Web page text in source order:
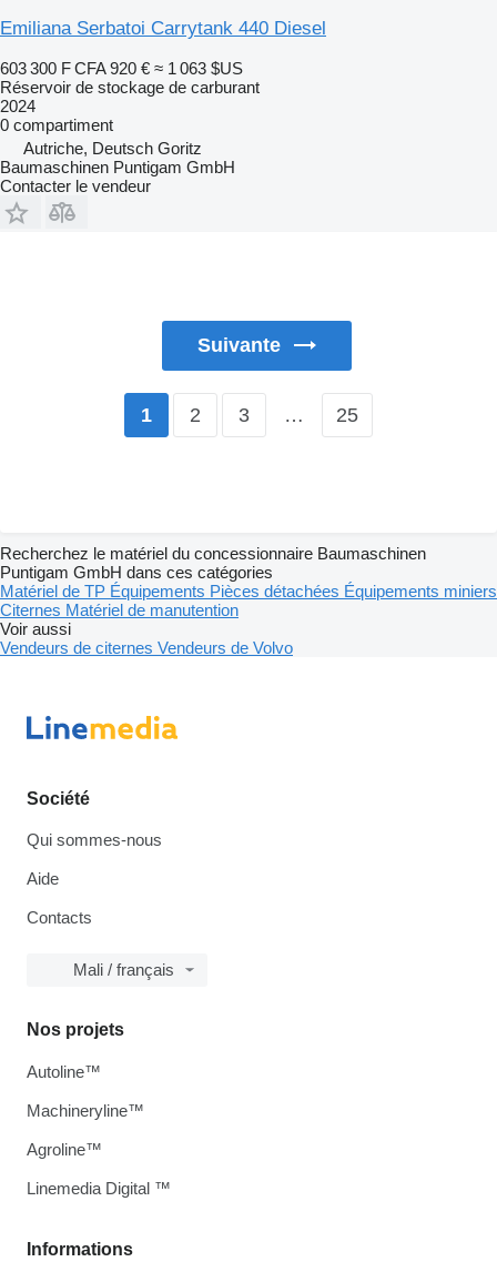
Emiliana Serbatoi Carrytank 440 Diesel
603 300 F CFA 920 € ≈ 1 063 $US
Réservoir de stockage de carburant
2024
0 compartiment
Autriche, Deutsch Goritz
Baumaschinen Puntigam GmbH
Contacter le vendeur
Suivante
1 2 3 … 25
Recherchez le matériel du concessionnaire Baumaschinen
Puntigam GmbH dans ces catégories
Matériel de TP Équipements Pièces détachées Équipements miniers
Citernes Matériel de manutention
Voir aussi
Vendeurs de citernes Vendeurs de Volvo
Société
Qui sommes-nous
Aide
Contacts
Mali / français
Informations
Nos projets
Autoline™
Machineryline™
Agroline™
Linemedia Digital ™